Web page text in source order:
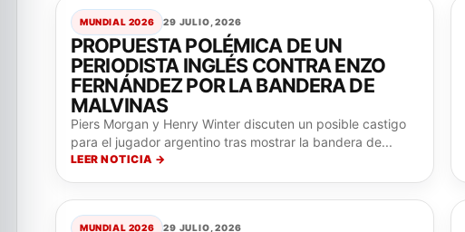
MUNDIAL 2026 29 JULIO, 2026
PROPUESTA POLÉMICA DE UN
PERIODISTA INGLÉS CONTRA ENZO
FERNÁNDEZ POR LA BANDERA DE
MALVINAS
Piers Morgan y Henry Winter discuten un posible castigo
para el jugador argentino tras mostrar la bandera de...
LEER NOTICIA →
MUNDIAL 2026 29 JULIO, 2026